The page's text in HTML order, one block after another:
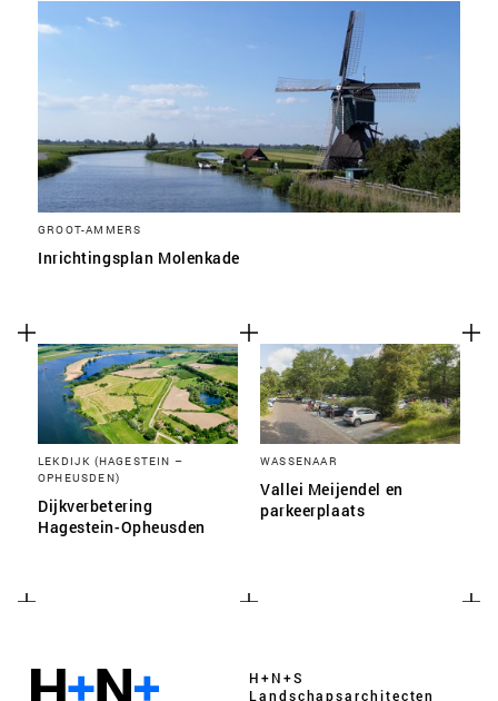
GROOT-AMMERS
Inrichtingsplan Molenkade
LEKDIJK (HAGESTEIN –
OPHEUSDEN)
Dijkverbetering
Hagestein-Opheusden
WASSENAAR
Vallei Meijendel en
parkeerplaats
H+N+S
Landschaps­architecten